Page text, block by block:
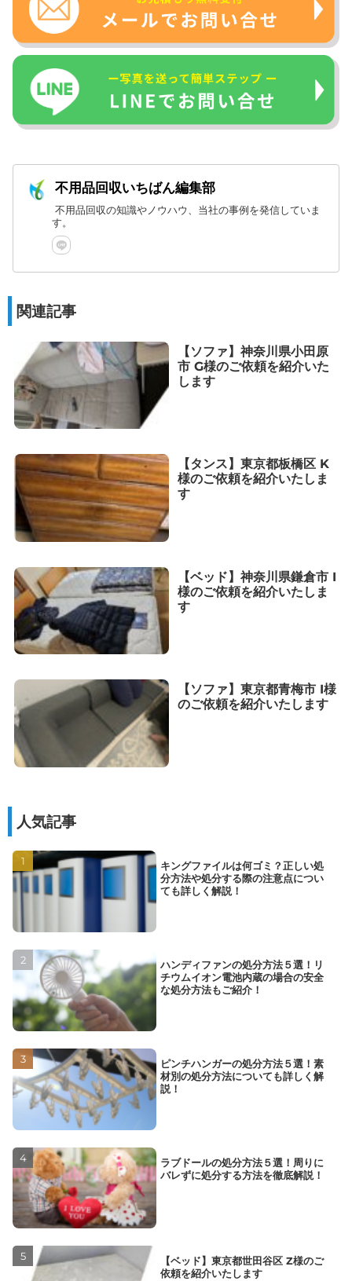
不用品回収いちばん編集部
不用品回収の知識やノウハウ、当社の事例を発信していま
す。
関連記事
【ソファ】神奈川県小田原
市 G様のご依頼を紹介いた
します
【タンス】東京都板橋区 K
様のご依頼を紹介いたしま
す
【ベッド】神奈川県鎌倉市 I
様のご依頼を紹介いたしま
す
【ソファ】東京都青梅市 I様
のご依頼を紹介いたします
人気記事
キングファイルは何ゴミ？正しい処
分方法や処分する際の注意点につい
ても詳しく解説！
ハンディファンの処分方法５選！リ
チウムイオン電池内蔵の場合の安全
な処分方法もご紹介！
ピンチハンガーの処分方法５選！素
材別の処分方法についても詳しく解
説！
ラブドールの処分方法５選！周りに
バレずに処分する方法を徹底解説！
【ベッド】東京都世田谷区 Z様のご
依頼を紹介いたします